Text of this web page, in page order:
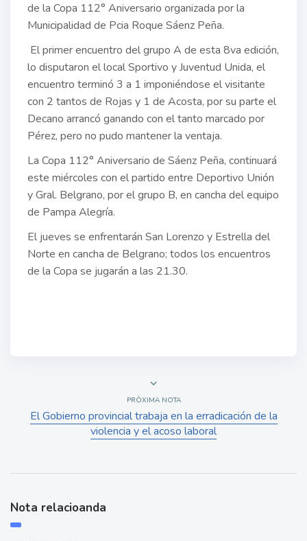
de la Copa 112° Aniversario organizada por la
Municipalidad de Pcia Roque Sáenz Peña.
El primer encuentro del grupo A de esta 8va edición,
lo disputaron el local Sportivo y Juventud Unida, el
encuentro terminó 3 a 1 imponiéndose el visitante
con 2 tantos de Rojas y 1 de Acosta, por su parte el
Decano arrancó ganando con el tanto marcado por
Pérez, pero no pudo mantener la ventaja.
La Copa 112° Aniversario de Sáenz Peña, continuará
este miércoles con el partido entre Deportivo Unión
y Gral. Belgrano, por el grupo B, en cancha del equipo
de Pampa Alegría.
El jueves se enfrentarán San Lorenzo y Estrella del
Norte en cancha de Belgrano; todos los encuentros
de la Copa se jugarán a las 21.30.
PRÓXIMA NOTA
El Gobierno provincial trabaja en la erradicación de la
violencia y el acoso laboral
Nota relacioanda